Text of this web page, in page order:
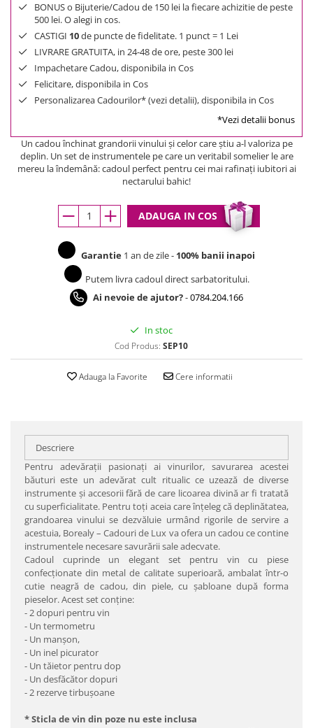
BONUS o Bijuterie/Cadou de 150 lei la fiecare achizitie de peste
500 lei. O alegi in cos.
CASTIGI 10de puncte de fidelitate. 1 punct = 1 Lei
LIVRARE GRATUITA, in 24-48 de ore, peste 300 lei
Impachetare Cadou, disponibila in Cos
Felicitare, disponibila in Cos
Personalizarea Cadourilor* (vezi detalii), disponibila in Cos
*Vezi detalii bonus
Un cadou închinat grandorii vinului şi celor care ştiu a-l valoriza pe
deplin. Un set de instrumentele pe care un veritabil somelier le are
mereu la îndemână: cadoul perfect pentru cei mai rafinaţi iubitori ai
nectarului bahic!
ADAUGA IN COS
Garantie 1 an de zile - 100% banii inapoi
Putem livra cadoul direct sarbatoritului.
Ai nevoie de ajutor?-0784.204.166
In stoc
Cod Produs: SEP10
Adauga la Favorite Cere informatii
Descriere
Pentru adevăraţii pasionaţi ai vinurilor, savurarea acestei
băuturi este un adevărat cult ritualic ce uzează de diverse
instrumente şi accesorii fără de care licoarea divină ar fi tratată
cu superficialitate. Pentru toţi aceia care înţeleg că deplinătatea,
grandoarea vinului se dezvăluie urmând rigorile de servire a
acestuia, Borealy – Cadouri de Lux va ofera un cadou ce contine
instrumentele necesare savurării sale adecvate.
Cadoul cuprinde un elegant set pentru vin cu piese
confecţionate din metal de calitate superioară, ambalat într-o
cutie neagră de cadou, din piele, cu şabloane după forma
pieselor. Acest set conţine:
- 2 dopuri pentru vin
- Un termometru
- Un manșon,
- Un inel picurator
- Un tăietor pentru dop
- Un desfăcător dopuri
- 2 rezerve tirbuşoane
* Sticla de vin din poze nu este inclusa